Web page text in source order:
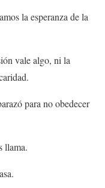
la esperanza de la
vale algo, ni la
para no obedecer
llama.